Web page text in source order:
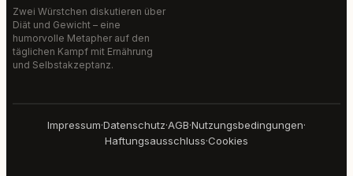
Zwei Würstchen diskutieren über
Diät und Gewicht – eine
humorvolle Metapher auf den
täglichen Kampf mit Ernährung
und Selbstakzeptanz.
Impressum·Datenschutz·AGB·Nutzungsbedingungen·
Haftungsausschluss·Cookies